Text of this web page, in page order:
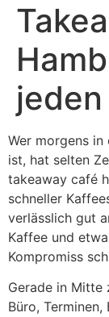
jeden
Wer morgens
ist, hat selten
takeaway café
schneller
verlässlich gut
Kaffee und
Kompromiss
Gerade in Mitte
Büro,